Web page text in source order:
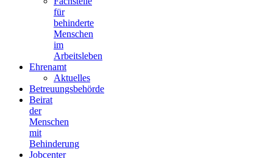
für
behinderte
Menschen
im
Arbeitsleben
Ehrenamt
Aktuelles
Betreuungsbehörde
Beirat
der
Menschen
mit
Behinderung
Jobcenter